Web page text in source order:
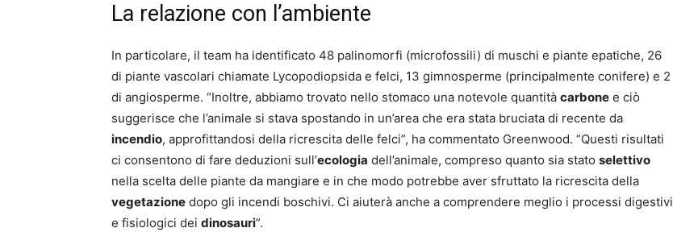
La relazione con l’ambiente
In particolare, il team ha identificato 48 palinomorfi (microfossili) di muschi e piante epatiche, 26
di piante vascolari chiamate Lycopodiopsida e felci, 13 gimnosperme (principalmente conifere) e 2
di angiosperme. “Inoltre, abbiamo trovato nello stomaco una notevole quantità carbone e ciò
suggerisce che l’animale si stava spostando in un’area che era stata bruciata di recente da
incendio, approfittandosi della ricrescita delle felci”, ha commentato Greenwood. “Questi risultati
ci consentono di fare deduzioni sull’ecologia dell’animale, compreso quanto sia stato selettivo
nella scelta delle piante da mangiare e in che modo potrebbe aver sfruttato la ricrescita della
vegetazione dopo gli incendi boschivi. Ci aiuterà anche a comprendere meglio i processi digestivi
e fisiologici dei dinosauri”.